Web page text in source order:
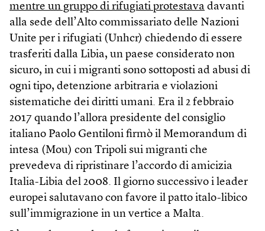
mentre un gruppo di rifugiati protestava davanti
alla sede dell’Alto commissariato delle Nazioni
Unite per i rifugiati (Unhcr) chiedendo di essere
trasferiti dalla Libia, un paese considerato non
sicuro, in cui i migranti sono sottoposti ad abusi di
ogni tipo, detenzione arbitraria e violazioni
sistematiche dei diritti umani. Era il 2 febbraio
2017 quando l’allora presidente del consiglio
italiano Paolo Gentiloni firmò il Memorandum di
intesa (Mou) con Tripoli sui migranti che
prevedeva di ripristinare l’accordo di amicizia
Italia-Libia del 2008. Il giorno successivo i leader
europei salutavano con favore il patto italo-libico
sull’immigrazione in un vertice a Malta.